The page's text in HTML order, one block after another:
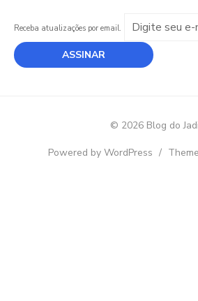
Receba atualizações por email.
© 2026 Blog do
Powered by WordPress /